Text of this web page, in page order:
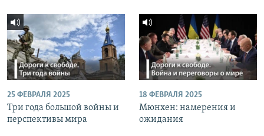
25 ФЕВРАЛЯ 2025
Три года большой войны и
перспективы мира
18 ФЕВРАЛЯ 2025
Мюнхен: намерения и
ожидания